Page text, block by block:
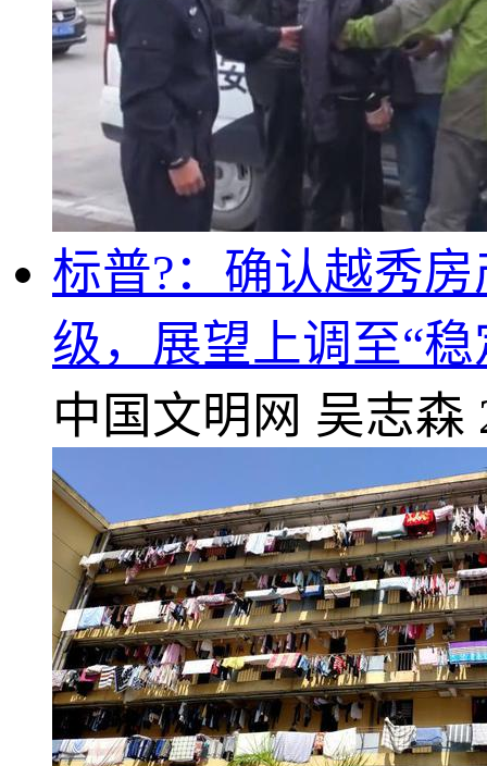
标普?：确认越秀
级，展望上调至“稳
中国文明网 吴志森